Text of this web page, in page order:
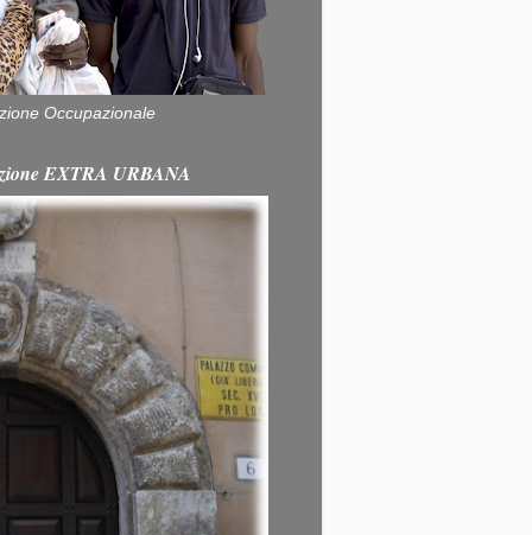
Occupazionale
EXTRA URBANA